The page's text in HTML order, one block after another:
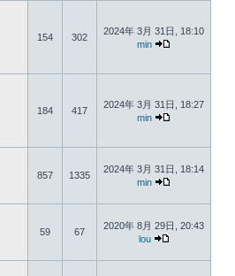
154 302
2024年 3月 31日, 18:10
min
184 417
2024年 3月 31日, 18:27
min
857 1335
2024年 3月 31日, 18:14
min
59 67
2020年 8月 29日, 20:43
lou